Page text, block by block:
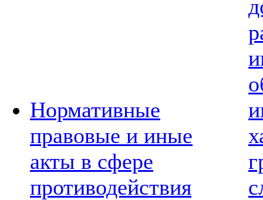
Нормативные
правовые и иные
акты в сфере
противодействия